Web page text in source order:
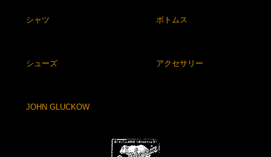
シャツ ボトムス
シューズ アクセサリー
JOHN GLUCKOW